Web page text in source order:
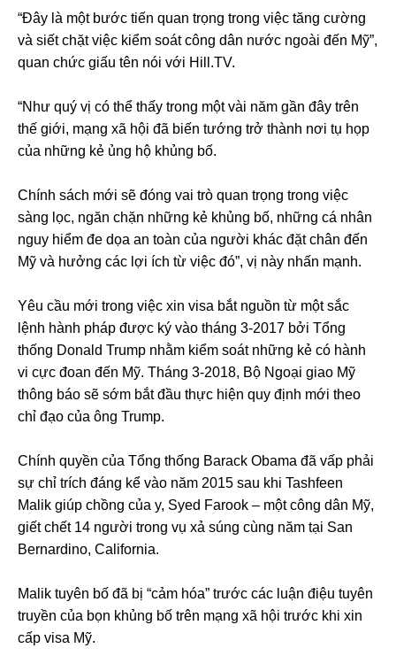
“Đây là một bước tiến quan trọng trong việc tăng cường
và siết chặt việc kiểm soát công dân nước ngoài đến Mỹ”,
quan chức giấu tên nói với Hill.TV.
“Như quý vị có thể thấy trong một vài năm gần đây trên
thế giới, mạng xã hội đã biến tướng trở thành nơi tụ họp
của những kẻ ủng hộ khủng bố.
Chính sách mới sẽ đóng vai trò quan trọng trong việc
sàng lọc, ngăn chặn những kẻ khủng bố, những cá nhân
nguy hiểm đe dọa an toàn của người khác đặt chân đến
Mỹ và hưởng các lợi ích từ việc đó”, vị này nhấn mạnh.
Yêu cầu mới trong việc xin visa bắt nguồn từ một sắc
lệnh hành pháp được ký vào tháng 3-2017 bởi Tổng
thống Donald Trump nhằm kiểm soát những kẻ có hành
vi cực đoan đến Mỹ. Tháng 3-2018, Bộ Ngoại giao Mỹ
thông báo sẽ sớm bắt đầu thực hiện quy định mới theo
chỉ đạo của ông Trump.
Chính quyền của Tổng thống Barack Obama đã vấp phải
sự chỉ trích đáng kể vào năm 2015 sau khi Tashfeen
Malik giúp chồng của y, Syed Farook – một công dân Mỹ,
giết chết 14 người trong vụ xả súng cùng năm tại San
Bernardino, California.
Malik tuyên bố đã bị “cảm hóa” trước các luận điệu tuyên
truyền của bọn khủng bố trên mạng xã hội trước khi xin
cấp visa Mỹ.